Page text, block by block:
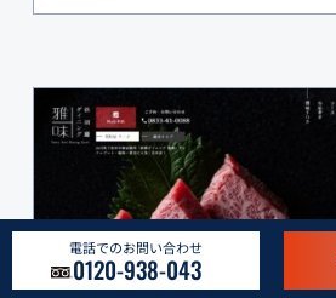
電話でのお問い合わせ
0120-938-043